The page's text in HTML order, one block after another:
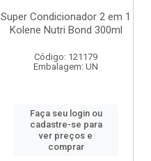
Super Condicionador 2 em 1
Kolene Nutri Bond 300ml
Código: 121179
Embalagem: UN
Faça seu login ou
cadastre-se para
ver preços e
comprar